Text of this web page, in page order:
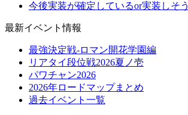
今後実装が確定しているor実装しそ
最新イベント情報
最強決定戦-ロマン開花学園編
リアタイ段位戦2026夏ノ壱
パワチャン2026
2026年ロードマップまとめ
過去イベント一覧